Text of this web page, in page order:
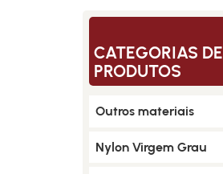
CATEGORIAS DE
PRODUTOS
Outros materiais
Nylon Virgem Grau